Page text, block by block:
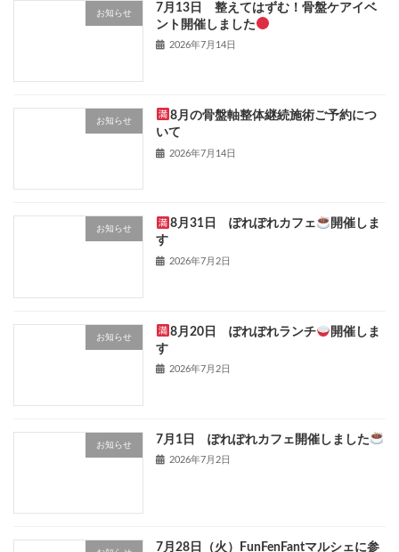
お知らせ
7月13日 整えてはずむ！骨盤ケアイベ
ント開催しました
2026年7月14日
お知らせ
8月の骨盤軸整体継続施術ご予約につ
いて
2026年7月14日
お知らせ 8月31日 ぽれぽれカフェ
開催しま
す
2026年7月2日
お知らせ 8月20日 ぽれぽれランチ
開催しま
す
2026年7月2日
お知らせ 7月1日 ぽれぽれカフェ開催しました
2026年7月2日
7月28日（火）FunFenFantマルシェに参